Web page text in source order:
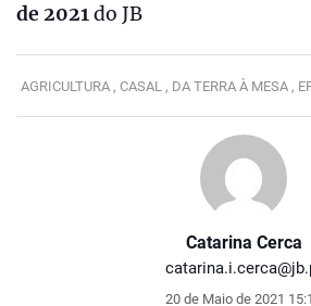
Catarina Cerca
20 de Maio de 2021
de 2021do JB
AGRICULTURA , CASAL , DA TERRA À MESA ,